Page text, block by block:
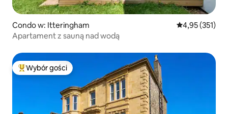
Condo w: Itteringham Średnia
4,95 (351)
Apartament z sauną nad wodą
Najpopularniejsze z kategorii Wybór gości
Wybór gości